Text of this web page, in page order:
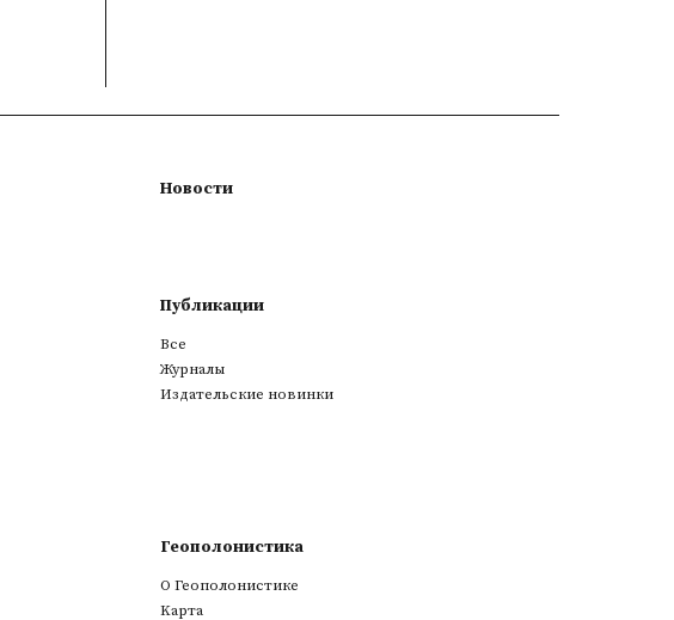
Новости
Публикации
Все
Журналы
Издательские новинки
Геополонистика
О Геополонистике
Kарта